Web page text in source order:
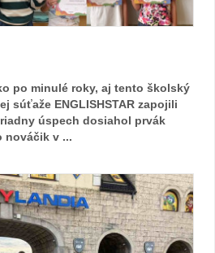
po minulé roky, aj tento školský
súťaže ENGLISHSTAR zapojili
úspech dosiahol prvák
nováčik v ...